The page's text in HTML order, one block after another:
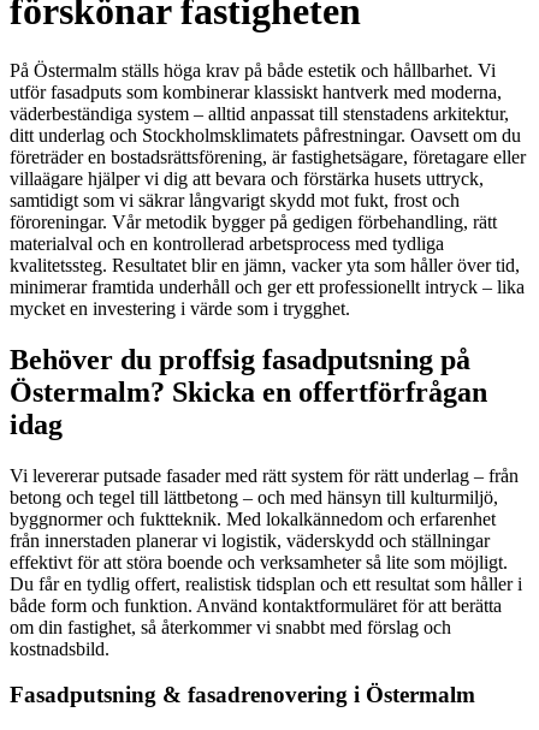
förskönar fastigheten
På Östermalm ställs höga krav på både estetik och hållbarhet. Vi
utför fasadputs som kombinerar klassiskt hantverk med moderna,
väderbeständiga system – alltid anpassat till stenstadens arkitektur,
ditt underlag och Stockholmsklimatets påfrestningar. Oavsett om du
företräder en bostadsrättsförening, är fastighetsägare, företagare eller
villaägare hjälper vi dig att bevara och förstärka husets uttryck,
samtidigt som vi säkrar långvarigt skydd mot fukt, frost och
föroreningar. Vår metodik bygger på gedigen förbehandling, rätt
materialval och en kontrollerad arbetsprocess med tydliga
kvalitetssteg. Resultatet blir en jämn, vacker yta som håller över tid,
minimerar framtida underhåll och ger ett professionellt intryck – lika
mycket en investering i värde som i trygghet.
Behöver du proffsig fasadputsning på
Östermalm? Skicka en offertförfrågan
idag
Vi levererar putsade fasader med rätt system för rätt underlag – från
betong och tegel till lättbetong – och med hänsyn till kulturmiljö,
byggnormer och fuktteknik. Med lokalkännedom och erfarenhet
från innerstaden planerar vi logistik, väderskydd och ställningar
effektivt för att störa boende och verksamheter så lite som möjligt.
Du får en tydlig offert, realistisk tidsplan och ett resultat som håller i
både form och funktion. Använd kontaktformuläret för att berätta
om din fastighet, så återkommer vi snabbt med förslag och
kostnadsbild.
Fasadputsning & fasadrenovering i Östermalm